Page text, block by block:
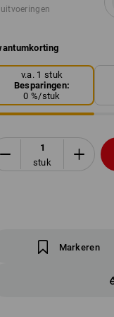
v.a. 1 stuk
Besparingen:
0 %/stuk
stuk
Markeren